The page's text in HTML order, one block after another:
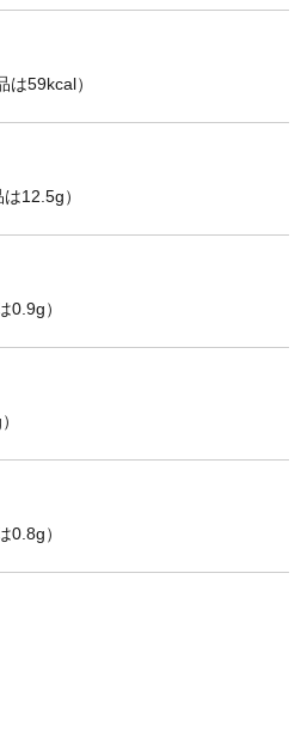
59kcal）
12.5g）
0.9g）
0.8g）